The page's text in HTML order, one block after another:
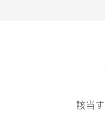
該当